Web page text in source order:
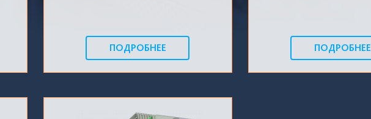
ПОДРОБНЕЕ ПОДРОБНЕЕ